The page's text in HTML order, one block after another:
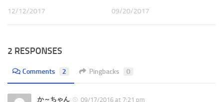
12/12/2017 09/20/2017
2 RESPONSES
Comments 2 Pingbacks 0
か～ちゃん 09/17/2016 at 7:21 pm